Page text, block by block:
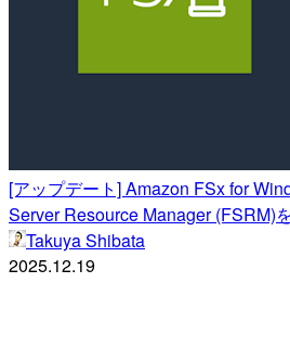
[アップデート] Amazon FSx for
Server Resource Manager (FSRM)
Takuya Shibata
2025.12.19